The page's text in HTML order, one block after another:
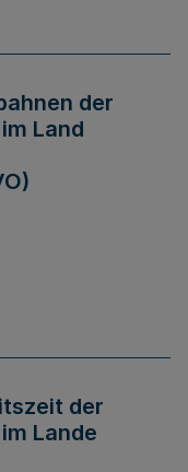
der
Land
der
Lande